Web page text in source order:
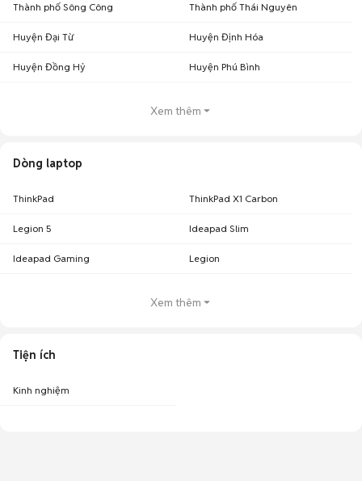
Thành phố Sông Công Thành phố Thái Nguyên
Huyện Đại Từ Huyện Định Hóa
Huyện Đồng Hỷ Huyện Phú Bình
Xem thêm
Dòng laptop
ThinkPad ThinkPad X1 Carbon
Legion 5 Ideapad Slim
Ideapad Gaming Legion
Xem thêm
Tiện ích
Kinh nghiệm